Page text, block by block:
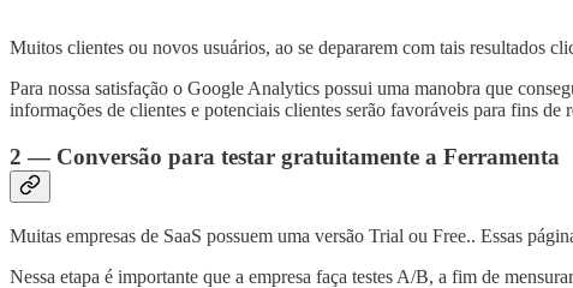
Muitos clientes ou novos usuários, ao se depararem com tais resultados
Para nossa satisfação o Google Analytics possui uma manobra que
informações de clientes e potenciais clientes serão favoráveis para fins de
2 — Conversão para testar gratuitamente a Ferramenta
Muitas empresas de SaaS possuem uma versão Trial ou Free.. Essas
Nessa etapa é importante que a empresa faça testes A/B, a fim de